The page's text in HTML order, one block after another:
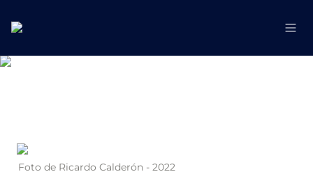
Foto de Ricardo Calderón - 2022